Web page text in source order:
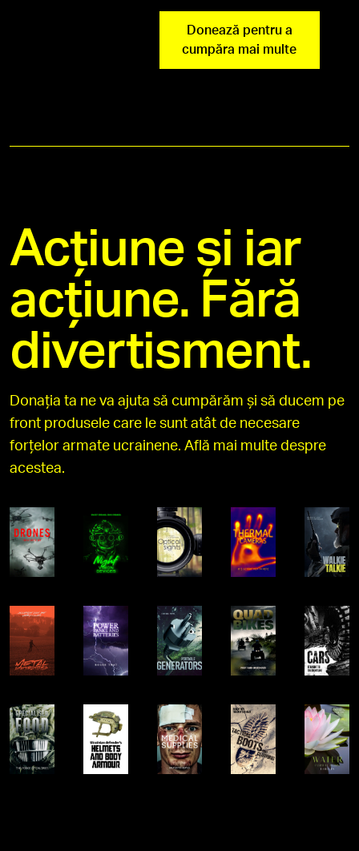
Donează pentru a
cumpăra mai multe
Acțiune și iar
acțiune. Fără
divertisment.
Donația ta ne va ajuta să cumpărăm și să ducem pe
front produsele care le sunt atât de necesare
forțelor armate ucrainene. Află mai multe despre
acestea.